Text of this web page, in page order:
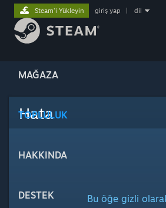
MAĞAZA
TOPLULUK
HAKKINDA
DESTEK
Steam'i Yükleyin giriş yap dil
Hata
Bu öğe gizli